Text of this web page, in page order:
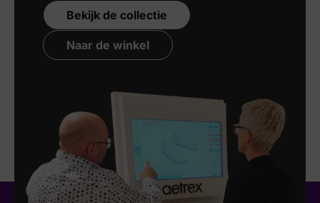
Bekijk de collectie
Naar de winkel